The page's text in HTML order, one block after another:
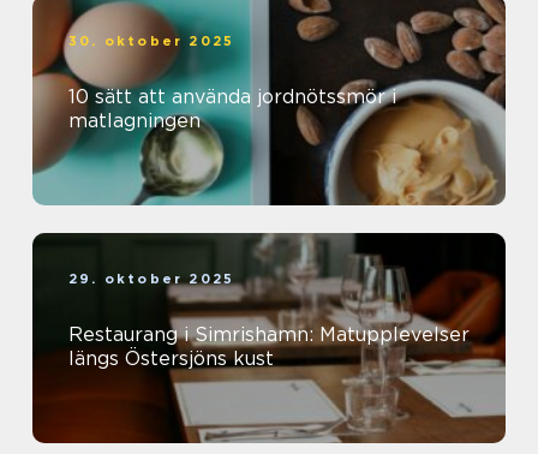
30. oktober 2025
10 sätt att använda jordnötssmör i
matlagningen
29. oktober 2025
Restaurang i Simrishamn: Matupplevelser
längs Östersjöns kust